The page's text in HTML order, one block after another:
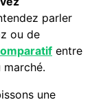
parler
ou de
entre
une